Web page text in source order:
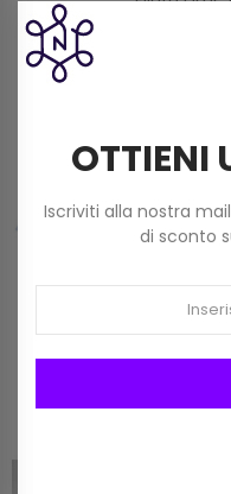
Frangia In
12,00 €
Prodotti
OTTIENI
Iscriviti alla nostra
di sconto